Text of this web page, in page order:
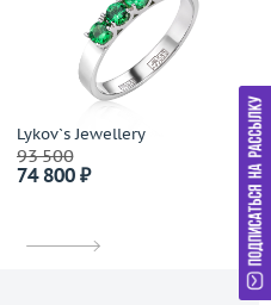
Lykov`s Jewellery
93 500
74 800 ₽